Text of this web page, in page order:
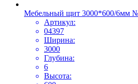
Мебельный щит 3000*600/6мм №
Артикул:
04397
Ширина:
3000
Глубина:
6
Высота: